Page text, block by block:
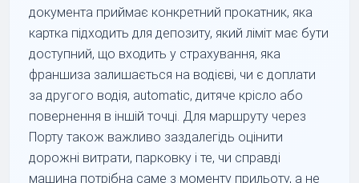
документа приймає конкретний прокатник, яка
картка підходить для депозиту, який ліміт має бути
доступний, що входить у страхування, яка
франшиза залишається на водієві, чи є доплати
за другого водія, automatic, дитяче крісло або
повернення в іншій точці. Для маршруту через
Порту також важливо заздалегідь оцінити
дорожні витрати, парковку і те, чи справді
машина потрібна саме з моменту прильоту, а не